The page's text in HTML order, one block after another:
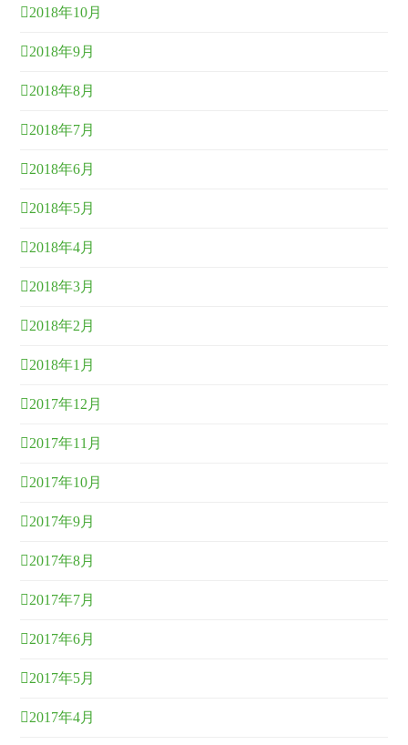
2018年10月
2018年9月
2018年8月
2018年7月
2018年6月
2018年5月
2018年4月
2018年3月
2018年2月
2018年1月
2017年12月
2017年11月
2017年10月
2017年9月
2017年8月
2017年7月
2017年6月
2017年5月
2017年4月